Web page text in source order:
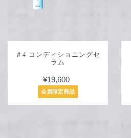
＃4 コンディショニングセ
ラム
¥19,600
会員限定商品